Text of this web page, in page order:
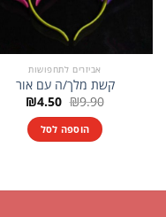
אביזרים לתחפושות
קשת מלך/ה עם אור
₪9.90 המחיר
המקורי
היה:
₪9.90.
₪4.50 המחיר
הנוכחי
הוספה לסל